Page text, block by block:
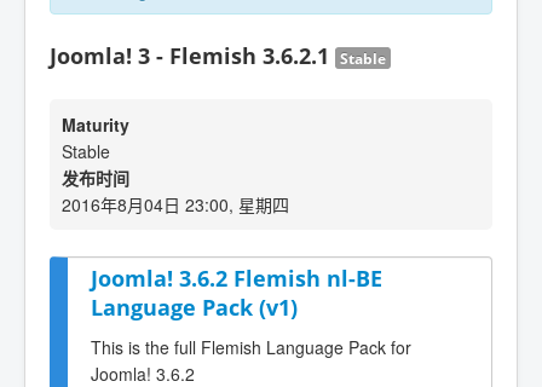
Joomla! 3 - Flemish 3.6.2.1 Stable
Maturity
Stable
发布时间
2016年8月04日 23:00, 星期四
Joomla! 3.6.2 Flemish nl-BE
Language Pack (v1)
This is the full Flemish Language Pack for
Joomla! 3.6.2